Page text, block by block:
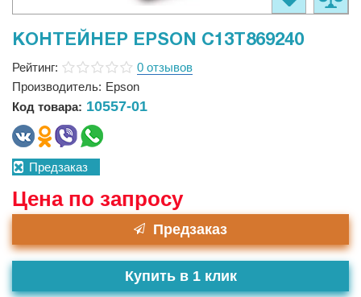
КОНТЕЙНЕР EPSON C13T869240
Рейтинг:
0 отзывов
Производитель: Epson
Код товара: 10557-01
Предзаказ
Цена по запросу
Предзаказ
Купить в 1 клик